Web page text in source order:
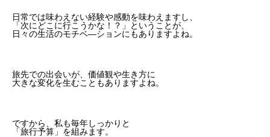
日常では味わえない経験や感動を味わえますし、
「次にどこに行こうかな！？」ということが、
日々の生活のモチベ―ションにもありますよね。
旅先での出会いが、価値観や生き方に
大きな変化を生むこともありますよね。
ですから、私も毎年しっかりと
「旅行予算」を組みます。